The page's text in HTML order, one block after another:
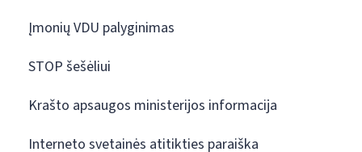
Įmonių VDU palyginimas
STOP šešėliui
Krašto apsaugos ministerijos informacija
Interneto svetainės atitikties paraiška